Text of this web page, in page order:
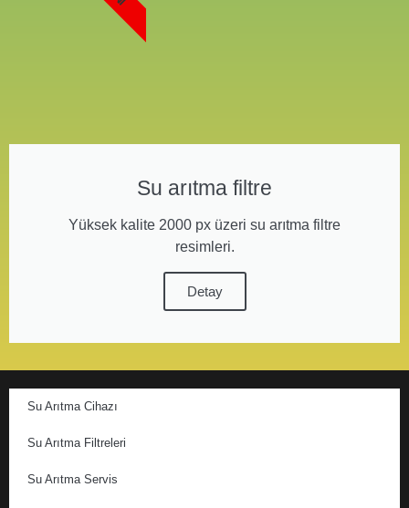
Su arıtma filtre
Yüksek kalite 2000 px üzeri su arıtma filtre
resimleri.
Detay
Su Arıtma Cihazı
Su Arıtma Filtreleri
Su Arıtma Servis